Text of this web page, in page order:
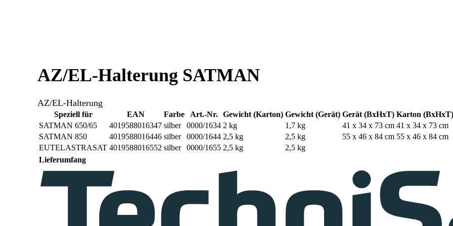
AZ/EL-Halterung SATMAN
AZ/EL-Halterung
Speziell für EAN Farbe Art.-Nr. Gewicht (Karton) Gewicht (Gerät) Gerät (BxHxT) Karton
SATMAN 650/65
4019588016347 silber 0000/1634 2 kg 1,7 kg 41 x 34 x 73 cm 41 x 34 x 73 cm
SATMAN 850
4019588016446 silber 0000/1644 2,5 kg 2,5 kg 55 x 46 x 84 cm 55 x 46 x 84 cm
EUTELASTRASAT 4019588016552 silber 0000/1655 2,5 kg
2,5 kg
Lieferumfang